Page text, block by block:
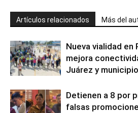
Artículos relacionados Más del
Nueva vialidad en
mejora
Juárez y
Detienen a 8 por
falsas